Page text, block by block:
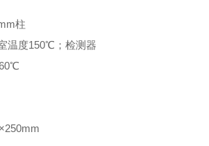
柱
温度150℃；检测器